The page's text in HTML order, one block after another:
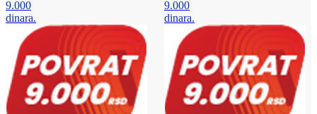
9.000
dinara.
9.000
dinara.